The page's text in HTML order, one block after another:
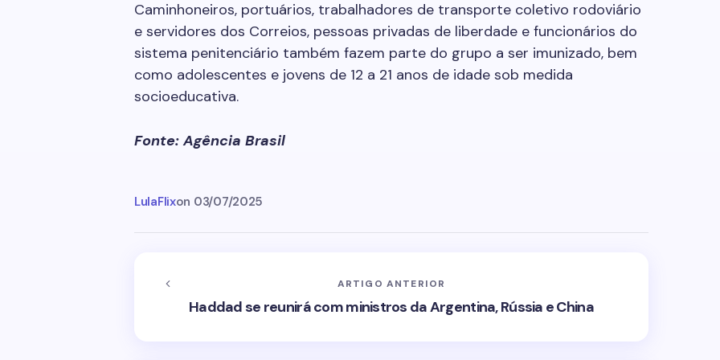
Caminhoneiros, portuários, trabalhadores de transporte coletivo rodoviário
e servidores dos Correios, pessoas privadas de liberdade e funcionários do
sistema penitenciário também fazem parte do grupo a ser imunizado, bem
como adolescentes e jovens de 12 a 21 anos de idade sob medida
socioeducativa.
Fonte: Agência Brasil
LulaFlixon 03/07/2025
ARTIGO ANTERIOR
Haddad se reunirá com ministros da Argentina, Rússia e China